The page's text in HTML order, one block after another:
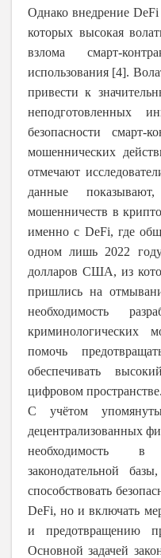
Однако внедрение
которых высокая
взлома смарт-
использования [4].
привести к
неподготовленных
безопасности смарт-
мошеннических
отмечают
данные
мошенничеств в
именно с DeFi, где
одном лишь 2022
долларов США, из
пришлись на
необходимость
криминологических
помочь
обеспечивать
цифровом пространстве.
С учётом
децентрализованных
необходимость в
законодательной
способствовать
DeFi, но и включать
и предотвращению
Основной задачей